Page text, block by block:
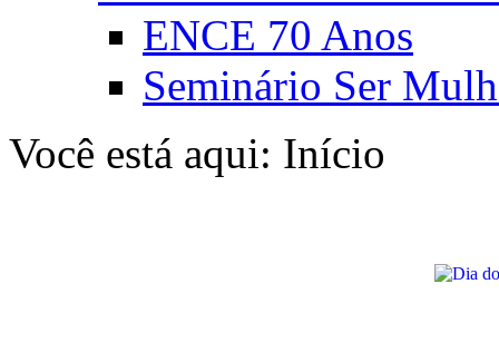
ENCE 70 Anos
Seminário Ser
Você está aqui: Início